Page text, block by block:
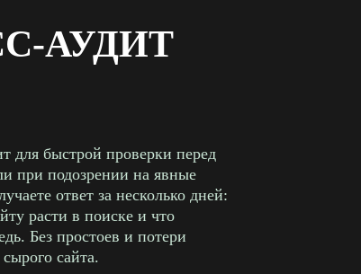
АУДИТ
для быстрой проверки перед
при подозрении на явные
ответ за несколько дней:
расти в поиске и что
Без простоев и потери
сайта.